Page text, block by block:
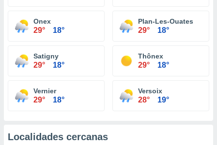
Onex
29° 18°
Plan-Les-Ouates
29° 18°
Satigny
29° 18°
Thônex
29° 18°
Vernier
29° 18°
Versoix
28° 19°
Localidades cercanas